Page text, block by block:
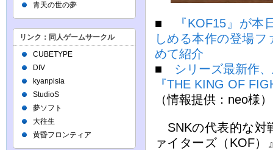
■
『KOF15』が
しめる本作の登場
めて紹介
■ シリーズ最新作
『THE KING OF
（情報提供：neo様）
SNKの代表的な対
ァイターズ（KOF
青天の世の夢
リンク：同人ゲームサークル
CUBETYPE
DIV
kyanpisia
StudioS
夢ソフト
大往生
黄昏フロンティア